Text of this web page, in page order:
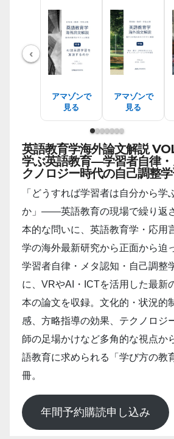
‹
アマゾンで
見る
アマゾンで
見る
英語教育学海外論文解説
学ぶ英語教育―学習者自律
クノロジー時代の自己調整
「どうすれば学習者は自分から学
か」――英語教育の現場で繰り返
本的な問いに、英語教育学・応用
学の海外最新研究から正面から迫
学習者自律・メタ認知・自己調整
に、VRやAI・ICTを活用した最新
本の論文を収録。文化的・状況的
感、方略指導の効果、テクノロジ
師の足場かけなど多角的な視点か
語教育に求められる「学び方の教
冊。
年間予約購読申し込み